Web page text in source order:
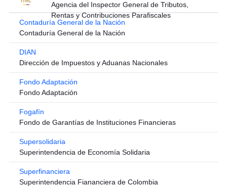
Agencia del Inspector General de Tributos,
Rentas y Contribuciones Parafiscales
Contaduría General de la Nación
Contaduría General de la Nación
DIAN
Dirección de Impuestos y Aduanas Nacionales
Fondo Adaptación
Fondo Adaptación
Fogafín
Fondo de Garantías de Instituciones Financieras
Supersolidaria
Superintendencia de Economía Solidaria
Superfinanciera
Superintendencia Fiananciera de Colombia